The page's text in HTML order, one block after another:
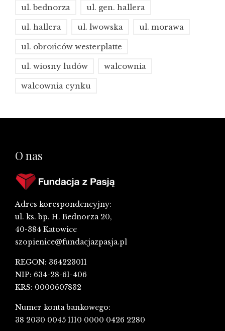
ul. bednorza ul. gen. hallera
ul. hallera ul. lwowska ul. morawa
ul. obrońców westerplatte
ul. wiosny ludów walcownia
walcownia cynku
O nas
Adres korespondencyjny:
ul. ks. bp. H. Bednorza 20,
40-384 Katowice
szopienice@fundacjazpasja.pl
REGON: 364223011
NIP: 634-28-61-406
KRS: 0000607832
Numer konta bankowego:
38 2030 0045 1110 0000 0426 2280